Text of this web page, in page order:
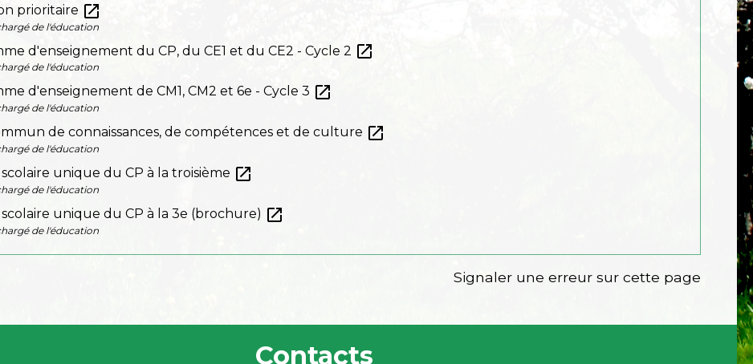
prioritaire open_in_new
de l'éducation
d'enseignement du CP, du CE1 et du CE2 - Cycle 2 open_in_new
de l'éducation
d'enseignement de CM1, CM2 et 6e - Cycle 3 open_in_new
de l'éducation
de connaissances, de compétences et de culture open_in_new
de l'éducation
unique du CP à la troisième open_in_new
de l'éducation
unique du CP à la 3e (brochure) open_in_new
de l'éducation
Signaler une erreur sur cette page
Contacts